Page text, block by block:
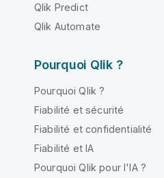
Qlik Predict
Qlik Automate
Pourquoi Qlik ?
Pourquoi Qlik ?
Fiabilité et sécurité
Fiabilité et confidentialité
Fiabilité et IA
Pourquoi Qlik pour l'IA ?